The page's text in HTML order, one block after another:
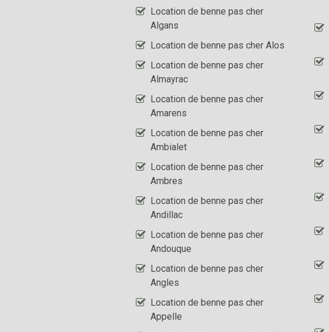
Location de benne pas cher
Algans
Location de benne pas cher Alos
Location de benne pas cher
Almayrac
Location de benne pas cher
Amarens
Location de benne pas cher
Ambialet
Location de benne pas cher
Ambres
Location de benne pas cher
Andillac
Location de benne pas cher
Andouque
Location de benne pas cher
Angles
Location de benne pas cher
Appelle